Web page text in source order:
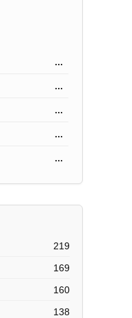
...
...
...
...
...
219
169
160
138